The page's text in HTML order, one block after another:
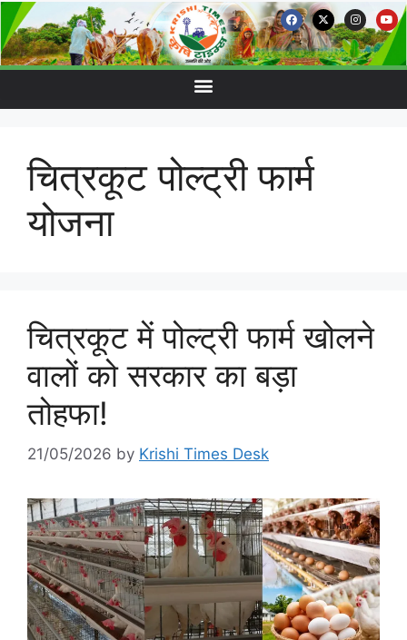
चित्रकूट पोल्ट्री फार्म
योजना
चित्रकूट में पोल्ट्री फार्म खोलने
वालों को सरकार का बड़ा
तोहफा!
21/05/2026 by Krishi Times Desk